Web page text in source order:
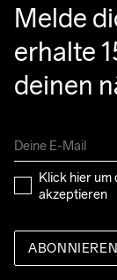
Melde
erhalte
deinen
Klick hier um
akzeptieren
ABONNIEREN